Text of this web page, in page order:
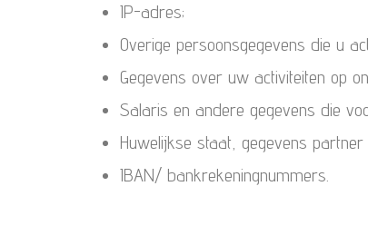
IP-adres;
Overige persoonsgegevens die u
Gegevens over uw activiteiten op
Salaris en andere gegevens die
Huwelijkse staat, gegevens
IBAN/ bankrekeningnummers.